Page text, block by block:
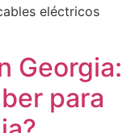
eléctricos
Georgia:
para